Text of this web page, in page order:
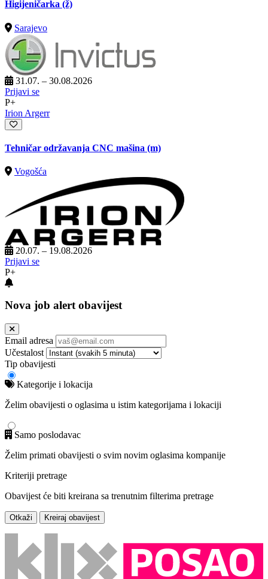
Higijeničarka (ž)
Sarajevo
31.07. – 30.08.2026
Prijavi se
P+
Irion Argerr
Tehničar održavanja CNC mašina (m)
Vogošća
20.07. – 19.08.2026
Prijavi se
P+
Nova job alert obavijest
Email adresa
Učestalost
Tip obavijesti
Kategorije i lokacija
Želim obavijesti o oglasima u istim kategorijama i lokaciji
Samo poslodavac
Želim primati obavijesti o svim novim oglasima kompanije
Kriteriji pretrage
Obavijest će biti kreirana sa trenutnim filterima pretrage
Otkaži Kreiraj obavijest